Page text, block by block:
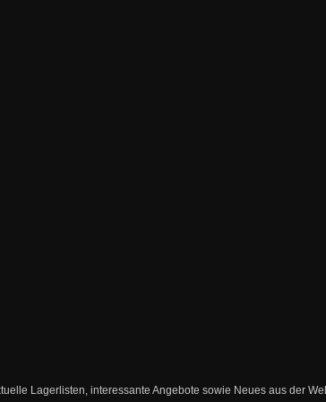
Lagerlisten, interessante Angebote sowie Neues aus der